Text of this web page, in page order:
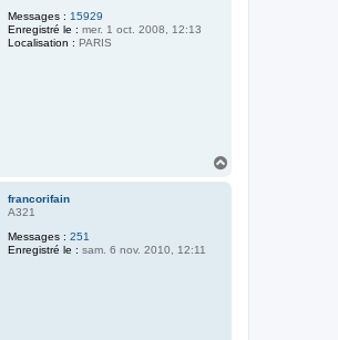
Messages : 15929
Enregistré le : mer. 1 oct. 2008, 12:13
Localisation : PARIS
francorifain
A321
Messages : 251
Enregistré le : sam. 6 nov. 2010, 12:11